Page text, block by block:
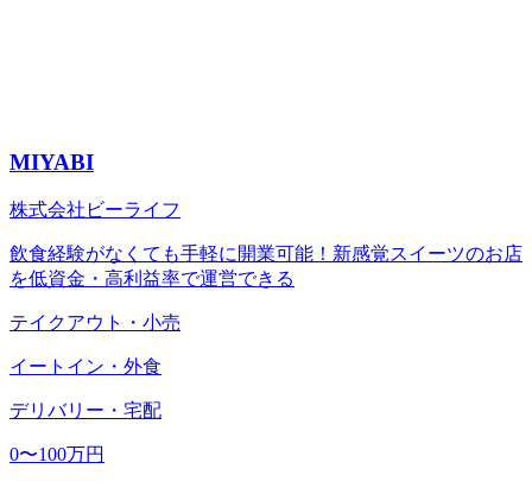
MIYABI
株式会社ビーライフ
飲食経験がなくても手軽に開業可能！新感覚スイーツのお店
を低資金・高利益率で運営できる
テイクアウト・小売
イートイン・外食
デリバリー・宅配
0〜100万円